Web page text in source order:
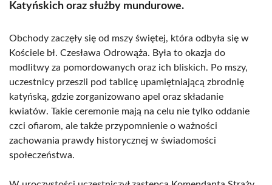
Katyńskich oraz służby mundurowe.
Obchody zaczęły się od mszy świętej, która odbyła się w
Kościele bł. Czesława Odrowąża. Była to okazja do
modlitwy za pomordowanych oraz ich bliskich. Po mszy,
uczestnicy przeszli pod tablicę upamiętniającą zbrodnię
katyńską, gdzie zorganizowano apel oraz składanie
kwiatów. Takie ceremonie mają na celu nie tylko oddanie
czci ofiarom, ale także przypomnienie o ważności
zachowania prawdy historycznej w świadomości
społeczeństwa.